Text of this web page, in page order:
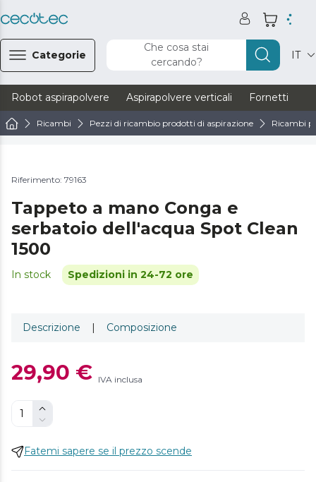
Categorie
Che cosa stai
cercando?
IT
Robot aspirapolvere Aspirapolvere verticali Fornetti
Ricambi Pezzi di ricambio prodotti di aspirazione Ricambi
Riferimento: 79163
Tappeto a mano Conga e
serbatoio dell'acqua Spot Clean
1500
In stock Spedizioni in 24-72 ore
Descrizione | Composizione
29,90 € IVA inclusa
Fatemi sapere se il prezzo scende